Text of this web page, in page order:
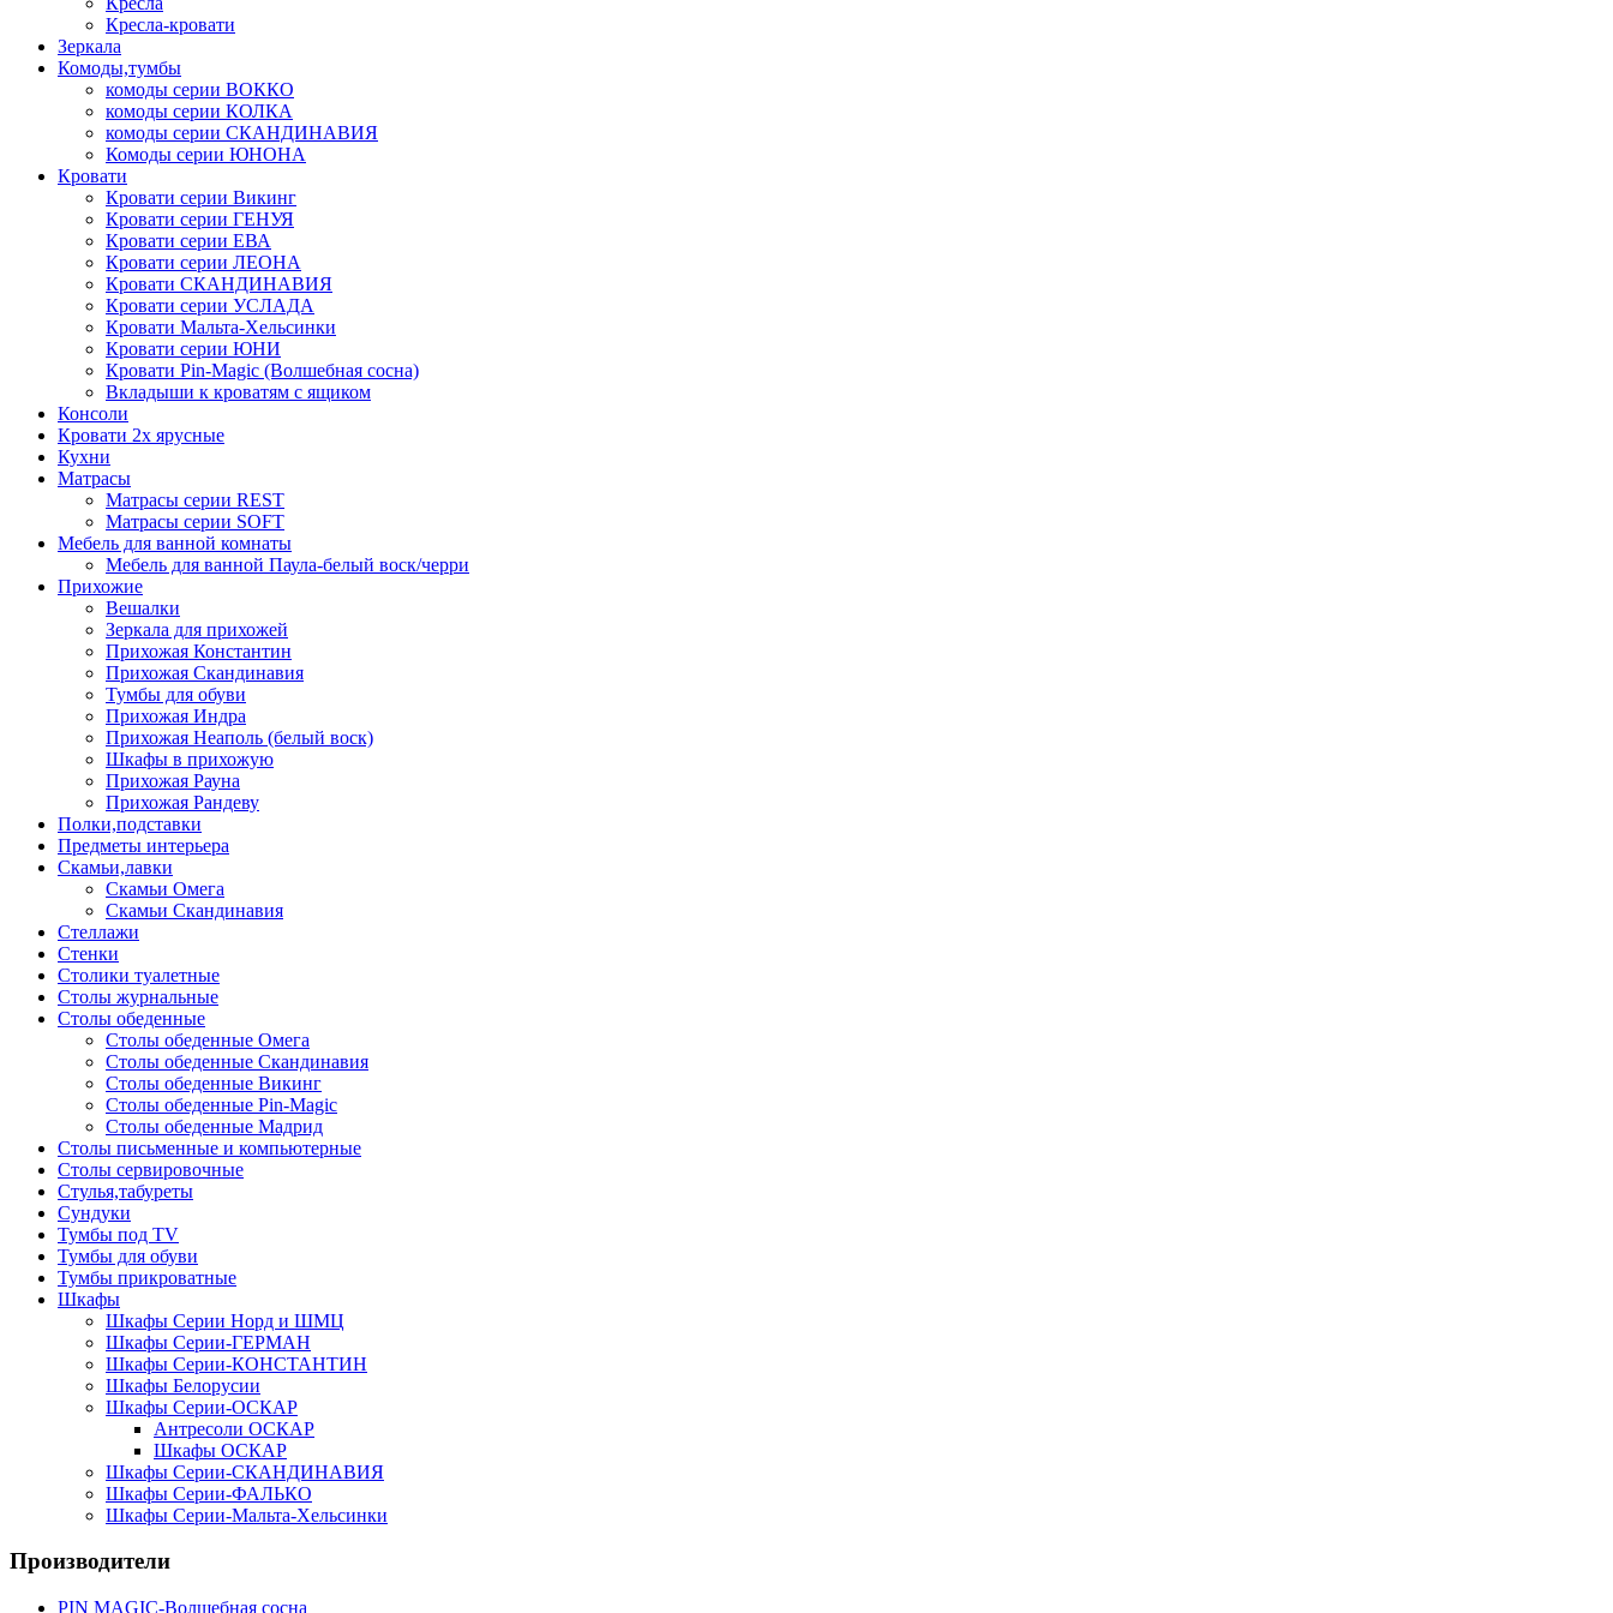
Кресла-кровати
Зеркала
Комоды,тумбы
комоды серии ВОККО
комоды серии КОЛКА
комоды серии СКАНДИНАВИЯ
Комоды серии ЮНОНА
Кровати
Кровати серии Викинг
Кровати серии ГЕНУЯ
Кровати серии ЕВА
Кровати серии ЛЕОНА
Кровати СКАНДИНАВИЯ
Кровати серии УСЛАДА
Кровати Мальта-Хельсинки
Кровати серии ЮНИ
Кровати Pin-Magic (Волшебная сосна)
Вкладыши к кроватям с ящиком
Консоли
Кровати 2х ярусные
Кухни
Матрасы
Матрасы серии REST
Матрасы серии SOFT
Мебель для ванной комнаты
Мебель для ванной Паула-белый воск/черри
Прихожие
Вешалки
Зеркала для прихожей
Прихожая Константин
Прихожая Скандинавия
Тумбы для обуви
Прихожая Индра
Прихожая Неаполь (белый воск)
Шкафы в прихожую
Прихожая Рауна
Прихожая Рандеву
Полки,подставки
Предметы интерьера
Скамьи,лавки
Скамьи Омега
Скамьи Скандинавия
Стеллажи
Стенки
Столики туалетные
Столы журнальные
Столы обеденные
Столы обеденные Омега
Столы обеденные Скандинавия
Столы обеденные Викинг
Столы обеденные Pin-Magic
Столы обеденные Мадрид
Столы письменные и компьютерные
Столы сервировочные
Стулья,табуреты
Сундуки
Тумбы под TV
Тумбы для обуви
Тумбы прикроватные
Шкафы
Шкафы Серии Норд и ШМЦ
Шкафы Серии-ГЕРМАН
Шкафы Серии-КОНСТАНТИН
Шкафы Белорусии
Шкафы Серии-ОСКАР
Антресоли ОСКАР
Шкафы ОСКАР
Шкафы Серии-СКАНДИНАВИЯ
Шкафы Серии-ФАЛЬКО
Шкафы Серии-Мальта-Хельсинки
Производители
PIN MAGIС-Волшебная сосна